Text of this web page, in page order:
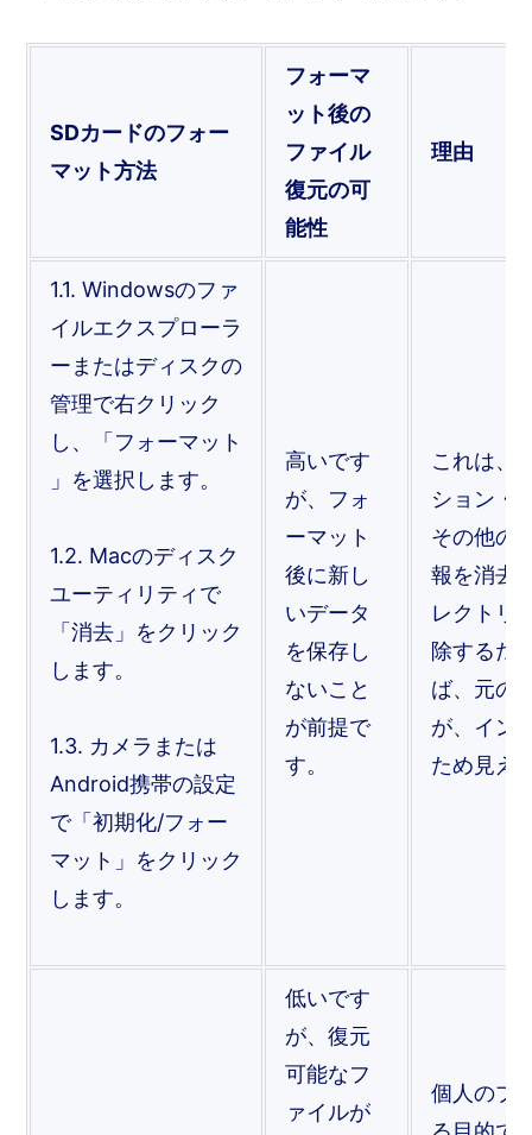
SDカードのフォー
マット方法
フォーマ
ット後の
ファイル
復元の可
能性
理由
1.1. Windowsのファ
イルエクスプローラ
ーまたはディスクの
管理で右クリック
し、「フォーマット
」を選択します。
1.2. Macのディスク
ユーティリティで
「消去」をクリック
します。
1.3. カメラまたは
Android携帯の設定
で「初期化/フォー
マット」をクリック
します。
高いです
が、フォ
ーマット
後に新し
いデータ
を保存し
ないこと
が前提で
す。
これは、
ション・
その他の
報を消去
レクトリ
除するだ
ば、元の
が、イン
ため見え
低いです
が、復元
可能なフ
ァイルが
個人のプ